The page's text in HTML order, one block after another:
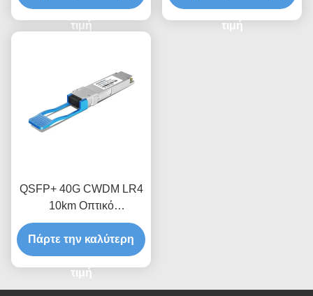
τιμή τιμή
QSFP+ 40G CWDM LR4
10km Οπτικό
πομποδέκτη
Πάρτε την καλύτερη
τιμή